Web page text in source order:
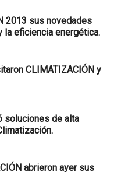
2013 sus novedades
eficiencia energética.
CLIMATIZACIÓN y
soluciones de alta
abrieron ayer sus